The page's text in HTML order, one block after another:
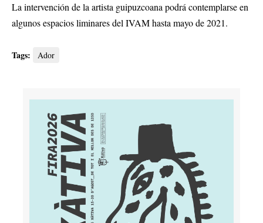
La intervención de la artista guipuzcoana podrá contemplarse en
algunos espacios liminares del IVAM hasta mayo de 2021.
Tags: Ador